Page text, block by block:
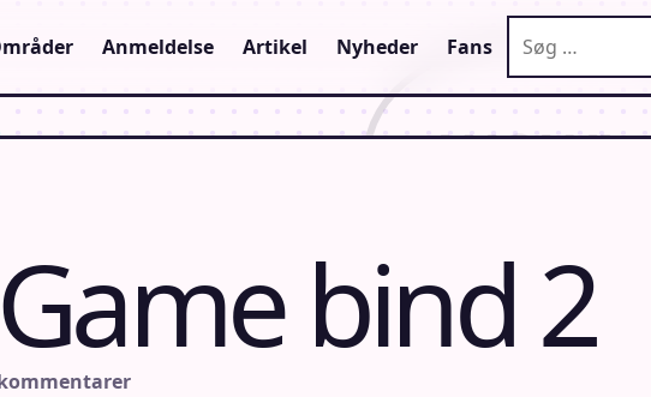
Anmeldelse Artikel Nyheder Fans
bind 2